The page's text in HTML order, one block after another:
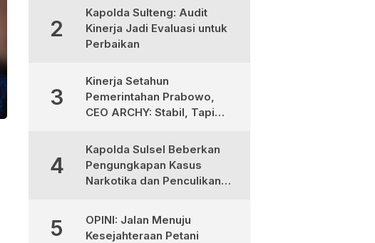
2
Kapolda Sulteng: Audit
Kinerja Jadi Evaluasi untuk
Perbaikan
3
Kinerja Setahun
Pemerintahan Prabowo,
CEO ARCHY: Stabil, Tapi
4
Kapolda Sulsel Beberkan
Pengungkapan Kasus
Narkotika dan Penculikan
5
OPINI: Jalan Menuju
Kesejahteraan Petani